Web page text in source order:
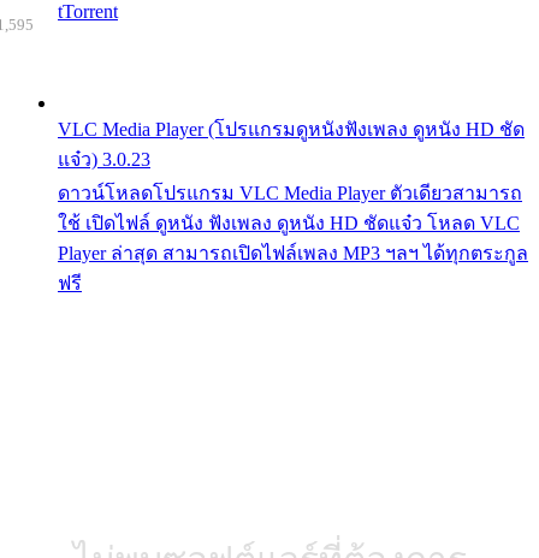
tTorrent
VLC Media Player (โปรแกรมดูหนังฟังเพลง ดูหนัง HD ชัด
แจ๋ว) 3.0.23
ดาวน์โหลดโปรแกรม VLC Media Player ตัวเดียวสามารถ
ใช้ เปิดไฟล์ ดูหนัง ฟังเพลง ดูหนัง HD ชัดแจ๋ว โหลด VLC
Player ล่าสุด สามารถเปิดไฟล์เพลง MP3 ฯลฯ ได้ทุกตระกูล
ฟรี